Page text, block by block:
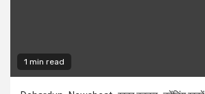
1 min read